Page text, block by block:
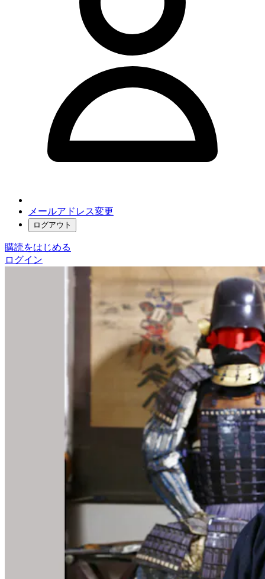
メールアドレス変更
ログアウト
購読をはじめる
ログイン